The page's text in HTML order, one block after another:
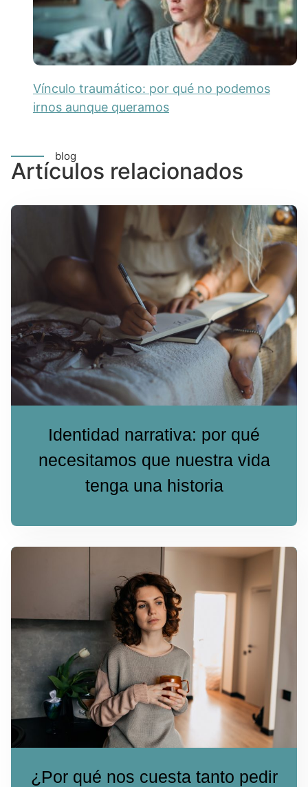
Vínculo traumático: por qué no podemos
irnos aunque queramos
blog
Artículos relacionados
Identidad narrativa: por qué
necesitamos que nuestra vida
tenga una historia
¿Por qué nos cuesta tanto pedir